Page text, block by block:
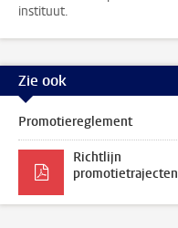
instituut.
Zie ook
Promotiereglement
Richtlijn
promotietrajecten